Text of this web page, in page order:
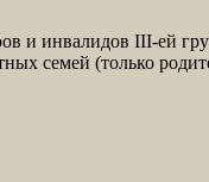
и инвалидов III-ей
семей (только